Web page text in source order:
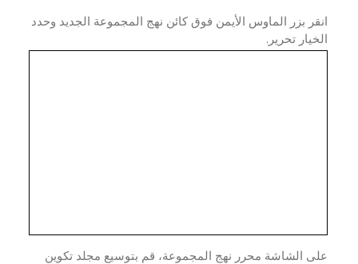
بزر الماوس الأيمن فوق كائن نهج المجموعة الجديد وحدد
تحرير.
الشاشة محرر نهج المجموعة، قم بتوسيع مجلد تكوين